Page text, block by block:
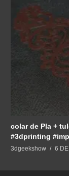
colar de Pla +
#3dprinting
3dgeekshow 6